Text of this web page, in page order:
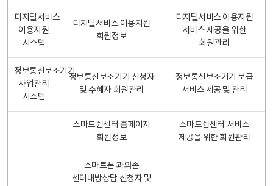
디지털서비스
이용지원
시스템
디지털서비스 이용지원
회원정보
디지털서비스 이용지원
서비스 제공을 위한
회원관리
정보통신보조기기
사업관리
시스템
정보통신보조기기 신청자
및 수혜자 회원관리
정보통신보조기기 보급
서비스 제공 및 관리
스마트쉼센터 홈페이지
회원정보
스마트쉼센터 서비스
제공을 위한 회원관리
스마트폰 과의존
센터내방상담 신청자 및